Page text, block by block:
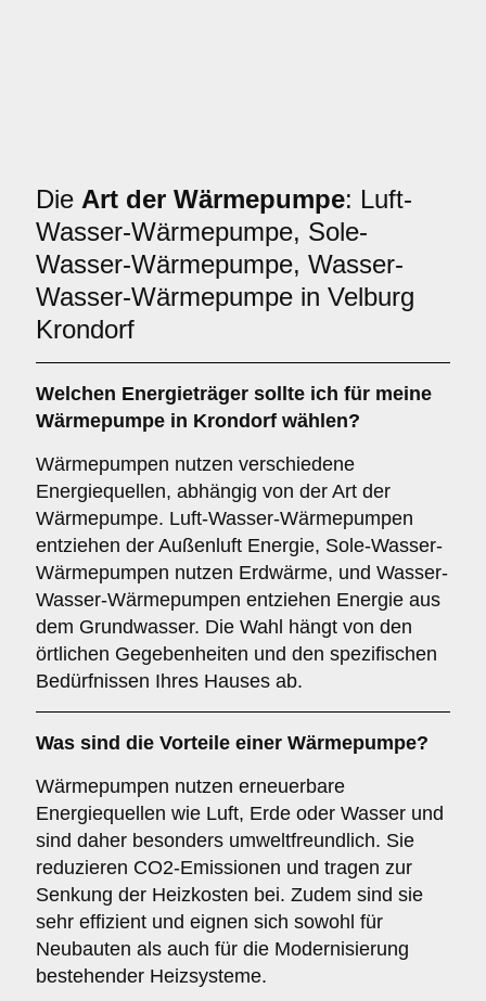
Die Art der Wärmepumpe: Luft-
Wasser-Wärmepumpe, Sole-
Wasser-Wärmepumpe, Wasser-
Wasser-Wärmepumpe in Velburg
Krondorf
Welchen Energieträger sollte ich für meine
Wärmepumpe in Krondorf wählen?
Wärmepumpen nutzen verschiedene
Energiequellen, abhängig von der Art der
Wärmepumpe. Luft-Wasser-Wärmepumpen
entziehen der Außenluft Energie, Sole-Wasser-
Wärmepumpen nutzen Erdwärme, und Wasser-
Wasser-Wärmepumpen entziehen Energie aus
dem Grundwasser. Die Wahl hängt von den
örtlichen Gegebenheiten und den spezifischen
Bedürfnissen Ihres Hauses ab.
Was sind die Vorteile einer Wärmepumpe?
Wärmepumpen nutzen erneuerbare
Energiequellen wie Luft, Erde oder Wasser und
sind daher besonders umweltfreundlich. Sie
reduzieren CO2-Emissionen und tragen zur
Senkung der Heizkosten bei. Zudem sind sie
sehr effizient und eignen sich sowohl für
Neubauten als auch für die Modernisierung
bestehender Heizsysteme.